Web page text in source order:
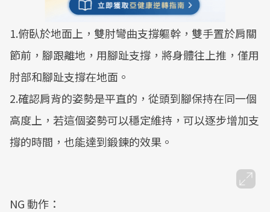
1.俯臥於地面上，雙肘彎曲支撐軀幹，雙手置於肩關
節前，腳跟離地，用腳趾支撐，將身體往上推，僅用
肘部和腳趾支撐在地面。
2.確認肩背的姿勢是平直的，從頭到腳保持在同一個
高度上，若這個姿勢可以穩定維持，可以逐步增加支
撐的時間，也能達到鍛鍊的效果。
NG 動作：